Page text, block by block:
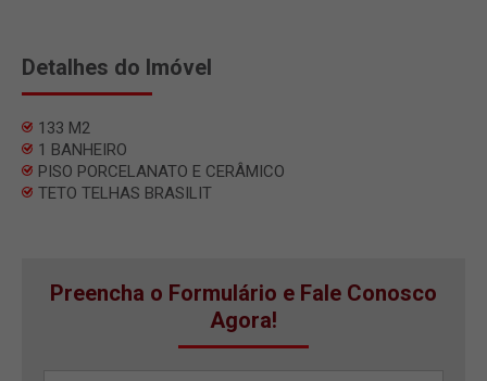
Detalhes do Imóvel
133 M2
1 BANHEIRO
PISO PORCELANATO E CERÂMICO
TETO TELHAS BRASILIT
Preencha o Formulário e Fale Conosco
Agora!